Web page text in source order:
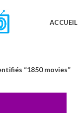
ACCUEIL
“1850 movies”